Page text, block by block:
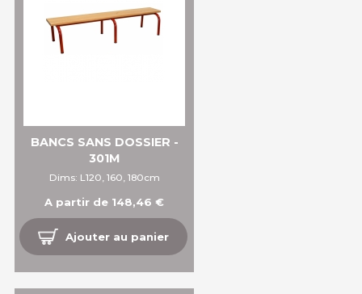
BANCS SANS DOSSIER -
301M
Dims: L120, 160, 180cm
A partir de 148,46 €
Ajouter au panier